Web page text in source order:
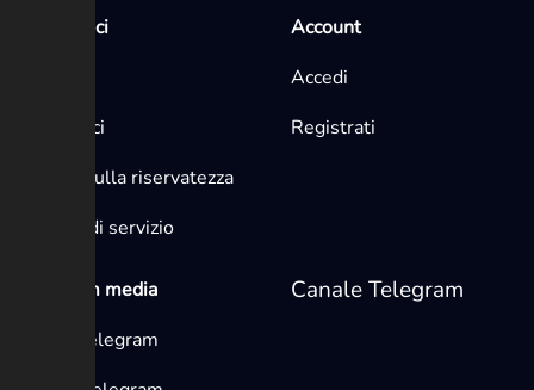
Link veloci
Contattaci
politica sulla riservatezza
Termini di servizio
Account
Accedi
Registrati
Telegram media
Canali Telegram
Canale Telegram